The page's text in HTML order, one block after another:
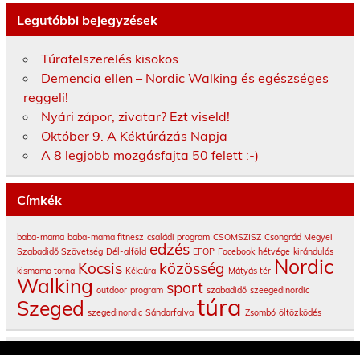
Legutóbbi bejegyzések
Túrafelszerelés kisokos
Demencia ellen – Nordic Walking és egészséges
reggeli!
Nyári zápor, zivatar? Ezt viseld!
Október 9. A Kéktúrázás Napja
A 8 legjobb mozgásfajta 50 felett :-)
Címkék
baba-mama baba-mama fitnesz családi program CSOMSZISZ Csongrád Megyei
Szabadidő Szövetség Dél-alföld edzés EFOP Facebook hétvége kirándulás
kismama torna Kocsis Kéktúra közösség Mátyás tér Nordic
Walking outdoor program sport szabadidő szeegedinordic
Szeged szegedinordic Sándorfalva túra Zsombó öltözködés